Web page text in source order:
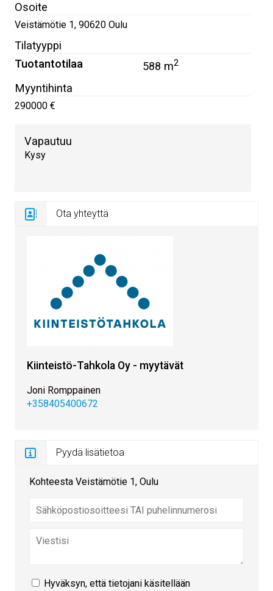
Osoite
Veistämötie 1, 90620 Oulu
Tilatyyppi
Tuotantotilaa
588 m2
Myyntihinta
290000 €
Vapautuu
Kysy
Ota yhteyttä
Kiinteistö-Tahkola Oy - myytävät
Joni Romppainen
+358405400672
Pyydä lisätietoa
Kohteesta Veistämötie 1, Oulu
Hyväksyn, että tietojani käsitellään